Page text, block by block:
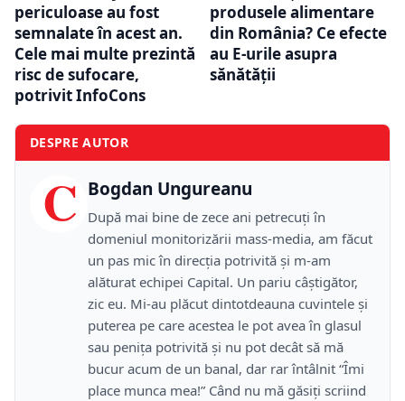
periculoase au fost
semnalate în acest an.
Cele mai multe prezintă
risc de sufocare,
potrivit InfoCons
produsele alimentare
din România? Ce efecte
au E-urile asupra
sănătății
DESPRE AUTOR
C Bogdan Ungureanu
După mai bine de zece ani petrecuţi în
domeniul monitorizării mass-media, am făcut
un pas mic în direcţia potrivită şi m-am
alăturat echipei Capital. Un pariu câştigător,
zic eu. Mi-au plăcut dintotdeauna cuvintele şi
puterea pe care acestea le pot avea în glasul
sau peniţa potrivită şi nu pot decât să mă
bucur acum de un banal, dar rar întâlnit “Îmi
place munca mea!” Când nu mă găsiţi scriind